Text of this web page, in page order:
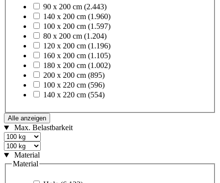
90 x 200 cm (2.443)
140 x 200 cm (1.960)
100 x 200 cm (1.597)
80 x 200 cm (1.204)
120 x 200 cm (1.196)
160 x 200 cm (1.105)
180 x 200 cm (1.002)
200 x 200 cm (895)
100 x 220 cm (596)
140 x 220 cm (554)
Alle anzeigen
Max. Belastbarkeit
Material
Material